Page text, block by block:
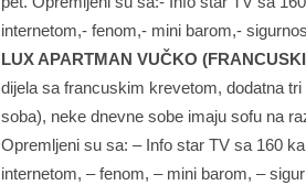
internetom,- fenom,- mini barom,-
LUX APARTMAN VUČKO
dijela sa francuskim krevetom, dodatna
soba), neke dnevne sobe imaju sofu na
Opremljeni su sa: – Info star TV sa 160
internetom, – fenom, – mini barom, –